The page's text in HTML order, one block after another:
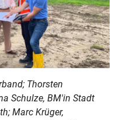
Thorsten
Schulze, BM'in Stadt
Marc Krüger,